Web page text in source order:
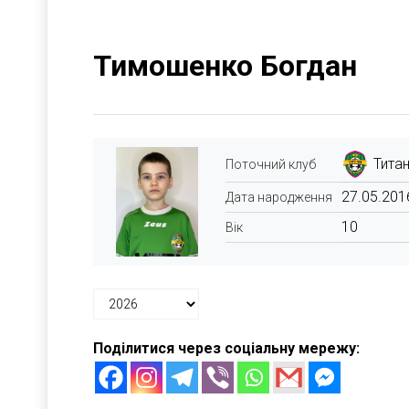
Тимошенко Богдан
Поточний клуб
Дата народження
Вік 10
Поділитися через соціальну мережу: